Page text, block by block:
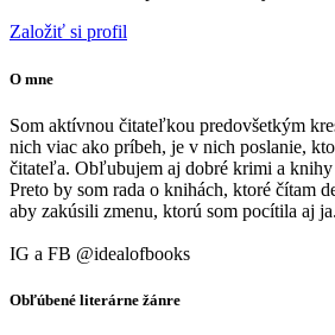
Založiť si profil
O mne
Som aktívnou čitateľkou predovšetkým
nich viac ako príbeh, je v nich poslanie,
čitateľa. Obľubujem aj dobré krimi a knihy
Preto by som rada o knihách, ktoré čítam
aby zakúsili zmenu, ktorú som pocítila aj ja.
IG a FB @idealofbooks
Obľúbené literárne žánre